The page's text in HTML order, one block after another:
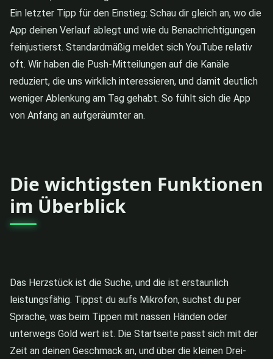
Ein letzter Tipp für den Einstieg: Schau dir gleich an, wo die
App deinen Verlauf ablegt und wie du Benachrichtigungen
feinjustierst. Standardmäßig meldet sich YouTube relativ
oft. Wir haben die Push-Mitteilungen auf die Kanäle
reduziert, die uns wirklich interessieren, und damit deutlich
weniger Ablenkung am Tag gehabt. So fühlt sich die App
von Anfang an aufgeräumter an.
Die wichtigsten Funktionen
im Überblick
Das Herzstück ist die Suche, und die ist erstaunlich
leistungsfähig. Tippst du aufs Mikrofon, suchst du per
Sprache, was beim Tippen mit nassen Händen oder
unterwegs Gold wert ist. Die Startseite passt sich mit der
Zeit an deinen Geschmack an, und über die kleinen Drei-